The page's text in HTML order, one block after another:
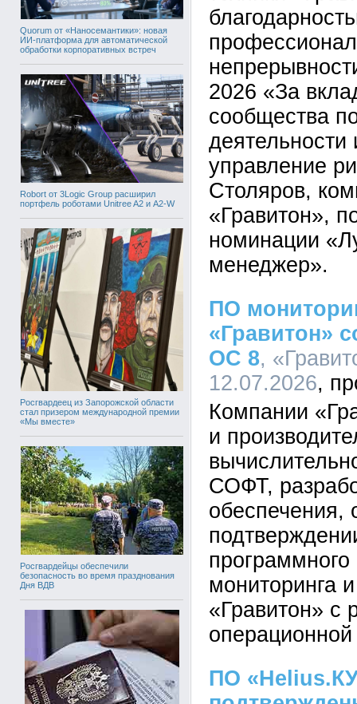
Quorum от «Наносемантики»: новая
ИИ-платформа для автоматической
обработки корпоративных встреч
Robort от 3Logic Group расширил
портфель роботами Unitree A2 и A2-W
Росгвардеец из Запорожской области
стал призером международной премии
«Мы вместе»
Росгвардейцы обеспечили
безопасность во время празднования
Дня ВДВ
2026 «За
сообщества
управление
Столяров,
«Гравитон»,
номинации
менеджер».
ПО
«Гравитон»
ОС 8,
12.07.2026
Компании
и
СОФТ,
обеспечения,
мониторинга
«Гравитон» с
ПО